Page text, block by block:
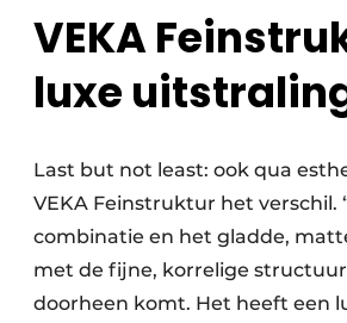
VEKA
luxe
Last but not least: ook qua
VEKA Feinstruktur het verschil.
combinatie en het gladde,
met de fijne, korrelige
doorheen komt. Het heeft een